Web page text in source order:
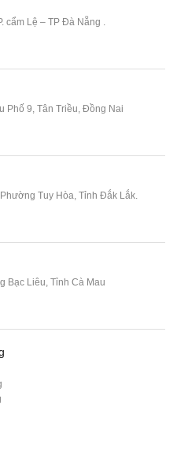
cẩm Lệ – TP Đà Nẵng .
Phố 9, Tân Triều, Đồng Nai
Tuy Hòa, Tỉnh Đắk Lắk.
Bạc Liêu, Tỉnh Cà Mau